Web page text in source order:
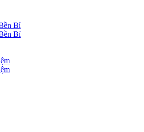
Bỉ
Bỉ